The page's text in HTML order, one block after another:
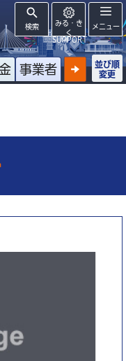
検索
みる・き
く
SUPPORT
メニュー
事業者
並び順
変更